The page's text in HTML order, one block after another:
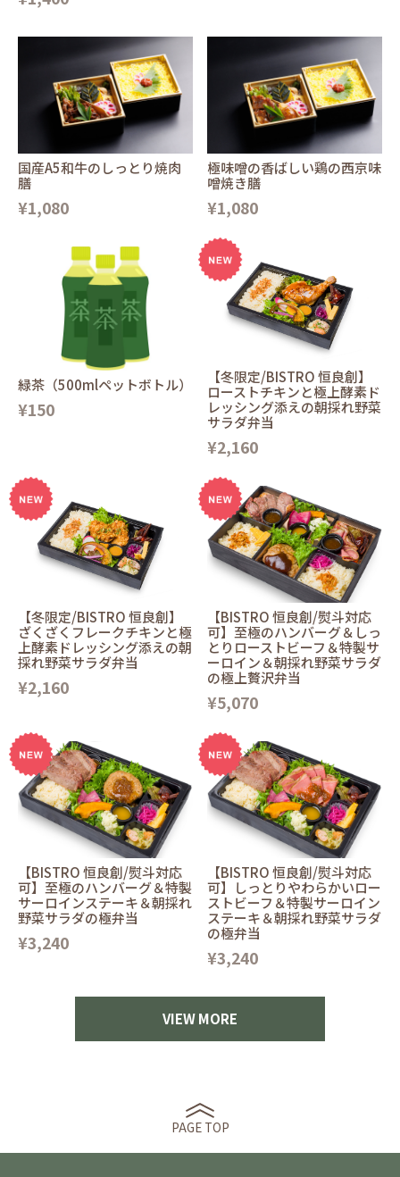
国産A5和牛のしっとり焼肉
膳
¥1,080
極味噌の香ばしい鶏の西京味
噌焼き膳
¥1,080
緑茶（500mlペットボトル）
¥150
【冬限定/BISTRO 恒良創】
ローストチキンと極上酵素ド
レッシング添えの朝採れ野菜
サラダ弁当
¥2,160
【冬限定/BISTRO 恒良創】
ざくざくフレークチキンと極
上酵素ドレッシング添えの朝
採れ野菜サラダ弁当
¥2,160
【BISTRO 恒良創/熨斗対応
可】至極のハンバーグ＆しっ
とりローストビーフ＆特製サ
ーロイン＆朝採れ野菜サラダ
の極上贅沢弁当
¥5,070
【BISTRO 恒良創/熨斗対応
可】至極のハンバーグ＆特製
サーロインステーキ＆朝採れ
野菜サラダの極弁当
¥3,240
【BISTRO 恒良創/熨斗対応
可】しっとりやわらかいロー
ストビーフ＆特製サーロイン
ステーキ＆朝採れ野菜サラダ
の極弁当
¥3,240
VIEW MORE
PAGE TOP